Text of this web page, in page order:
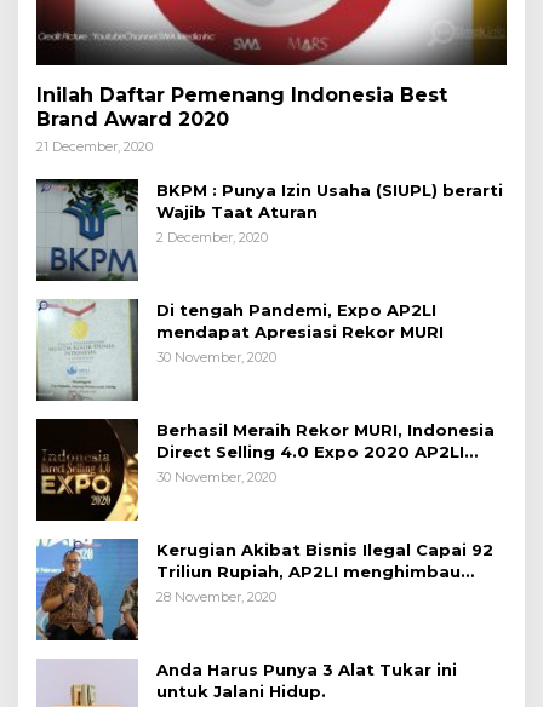
Inilah Daftar Pemenang Indonesia Best
Brand Award 2020
21 December, 2020
BKPM : Punya Izin Usaha (SIUPL) berarti
Wajib Taat Aturan
2 December, 2020
Di tengah Pandemi, Expo AP2LI
mendapat Apresiasi Rekor MURI
30 November, 2020
Berhasil Meraih Rekor MURI, Indonesia
Direct Selling 4.0 Expo 2020 AP2LI
berakhir sangat memuaskan
30 November, 2020
Kerugian Akibat Bisnis Ilegal Capai 92
Triliun Rupiah, AP2LI menghimbau
masyarakat Waspada.
28 November, 2020
Anda Harus Punya 3 Alat Tukar ini
untuk Jalani Hidup.